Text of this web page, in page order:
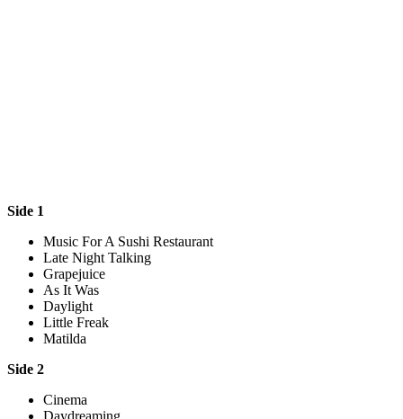
Side 1
Music For A Sushi Restaurant
Late Night Talking
Grapejuice
As It Was
Daylight
Little Freak
Matilda
Side 2
Cinema
Daydreaming